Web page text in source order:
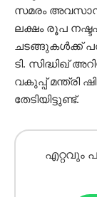
സമരം
ലക്ഷം രൂപ
ചടങ്ങുകൾക്ക്
ടി. സിദ്ധിഖ്
വകുപ്പ് മന്ത്രി
തേടിയിട്ടുണ്ട്.
എറ്റവും